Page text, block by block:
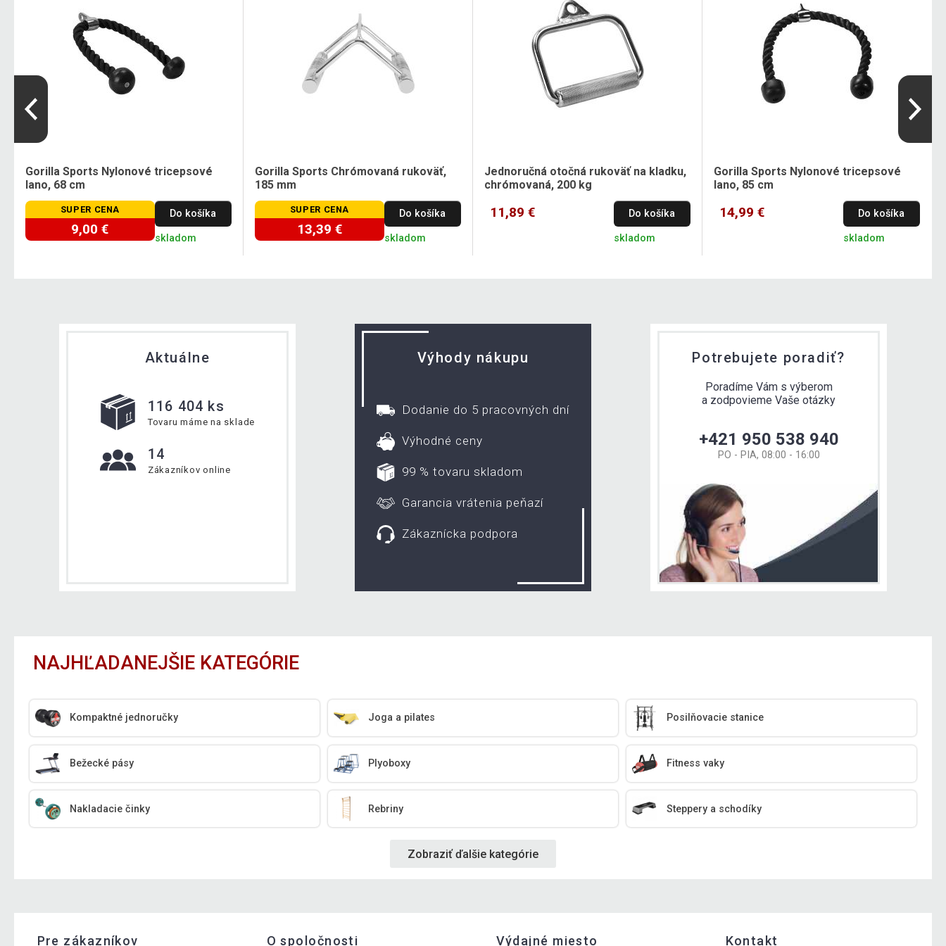
Gorilla Sports Nylonové tricepsové
lano, 68 cm
SUPER CENA
9,00 €
Do košíka
skladom
Gorilla Sports Chrómovaná rukoväť,
185 mm
SUPER CENA
13,39 €
Do košíka
skladom
Jednoručná otočná rukoväť na kladku,
chrómovaná, 200 kg
11,89 € Do košíka
skladom
Gorilla Sports Nylonové tricepsové
lano, 85 cm
14,99 € Do košíka
skladom
Aktuálne
116 404 ks
Tovaru máme na sklade
14
Zákazníkov online
Výhody nákupu
Dodanie do 5 pracovných dní
Výhodné ceny
99 % tovaru skladom
Garancia vrátenia peňazí
Zákaznícka podpora
Potrebujete poradiť?
Poradíme Vám s výberom
a zodpovieme Vaše otázky
+421 950 538 940
PO - PIA, 08:00 - 16:00
NAJHĽADANEJŠIE KATEGÓRIE
Kompaktné jednoručky Joga a pilates Posilňovacie stanice
Bežecké pásy Plyoboxy Fitness vaky
Nakladacie činky Rebriny Steppery a schodíky
Zobraziť ďalšie kategórie
Pre zákazníkov O spoločnosti Výdajné miesto Kontakt